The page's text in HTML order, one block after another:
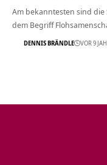
Am bekanntesten sind
dem Begriff
DENNIS BRÄNDLE VOR 9